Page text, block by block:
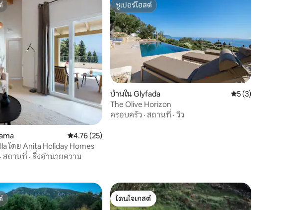
รีวิว
คะแนนเฉลี่ย 4.76 จาก 5, 25 รีวิว
4.76 (25)
โดย Anita Holiday Homes
· สถานที่ · สิ่งอำนวยความ
ซูเปอร์โฮสต์
ซูเปอร์โฮสต์
บ้านใน Glyfada คะแนนเฉลี่ย 5 จา
5 (3)
The Olive Horizon
ครอบครัว · สถานที่ · วิว
โดนใจเกสต์
โดนใจเกสต์